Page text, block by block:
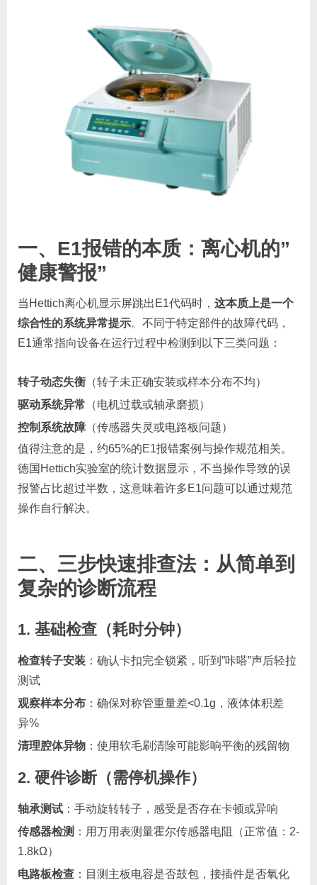
一、E1报错的本质：离心机的”
健康警报”
当Hettich离心机显示屏跳出E1代码时， 这本质上是一个
综合性的系统异常提示。不同于特定部件的故障代码，
E1通常指向设备在运行过程中检测到以下三类问题：
转子动态失衡 （转子未正确安装或样本分布不均）
驱动系统异常 （电机过载或轴承磨损）
控制系统故障 （传感器失灵或电路板问题）
值得注意的是，约65%的E1报错案例与操作规范相关。
德国Hettich实验室的统计数据显示，不当操作导致的误
报警占比超过半数，这意味着许多E1问题可以通过规范
操作自行解决。
二、三步快速排查法：从简单到
复杂的诊断流程
1. 基础检查（耗时分钟）
检查转子安装 ：确认卡扣完全锁紧，听到”咔嗒”声后轻拉
测试
观察样本分布 ：确保对称管重量差<0.1g，液体体积差
异%
清理腔体异物 ：使用软毛刷清除可能影响平衡的残留物
2. 硬件诊断（需停机操作）
轴承测试 ：手动旋转转子，感受是否存在卡顿或异响
传感器检测 ：用万用表测量霍尔传感器电阻（正常值：2-
1.8kΩ）
电路板检查 ：目测主板电容是否鼓包，接插件是否氧化